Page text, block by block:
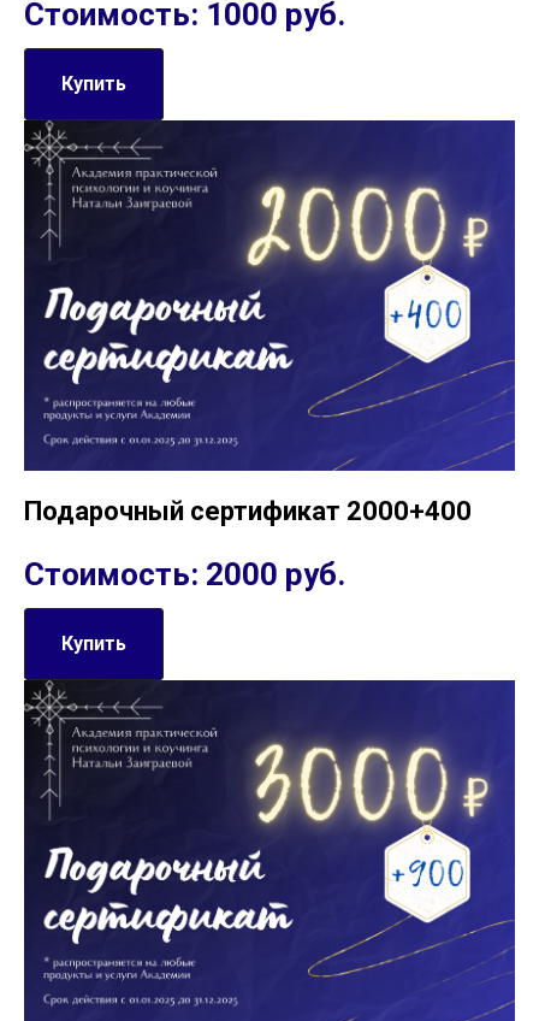
Стоимость: 1000 руб.
Купить
Подарочный сертификат 2000+400
Стоимость: 2000 руб.
Купить